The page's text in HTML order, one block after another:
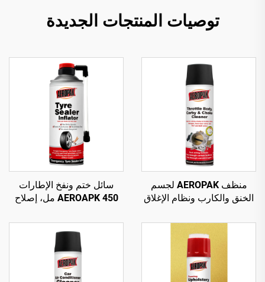
توصيات المنتجات الجديدة
منظف AEROPAK لجسم
الخنق والكارب ونظام الإغلاق
للسيارة
سائل ختم ونفخ الإطارات
AEROAPK 450 مل، إصلاح
أنبوب داخلي